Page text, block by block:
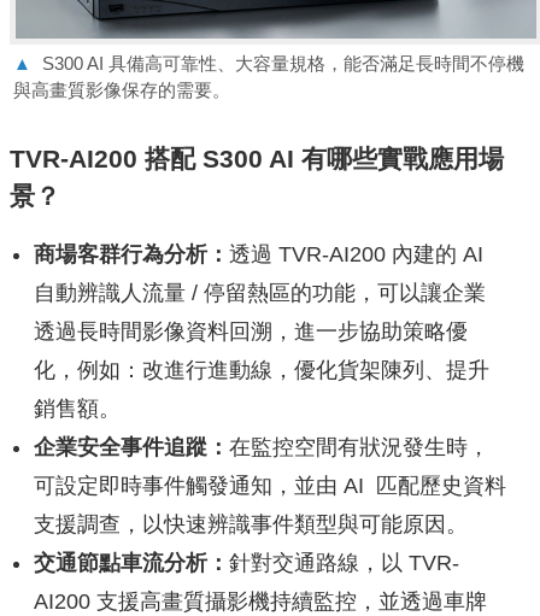
▲
S300 AI 具備高可靠性、大容量規格，能否滿足長時間不停機
與高畫質影像保存的需要。
TVR-AI200 搭配 S300 AI 有哪些實戰應用場
景？
商場客群⾏為分析： 透過 TVR-AI200 內建的 AI
⾃動辨識⼈流量 / 停留熱區的功能，可以讓企業
透過⻑時間影像資料回溯，進一步協助策略優
化，例如：改進行進動線，優化貨架陳列、提升
銷售額。
企業安全事件追蹤： 在監控空間有狀況發生時，
可設定即時事件觸發通知，並由 AI 匹配歷史資料
⽀援調查，以快速辨識事件類型與可能原因。
交通節點⾞流分析： 針對交通路線，以 TVR-
AI200 支援高畫質攝影機持續監控，並透過⾞牌